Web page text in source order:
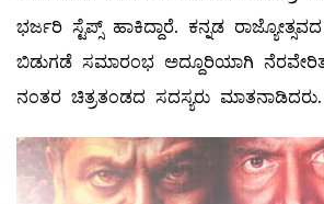
ಭರ್ಜರಿ ಸ್ಟೆಪ್ಸ್ ಹಾಕಿದ್ದಾರೆ. ಕನ್ನಡ
ಬಿಡುಗಡೆ ಸಮಾರಂಭ ಅದ್ದೂರಿಯಾಗಿ
ನಂತರ ಚಿತ್ರತಂಡದ ಸದಸ್ಯರು ಮಾತನಾಡಿದರು.